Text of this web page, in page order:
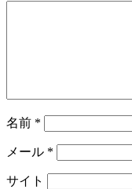
名前 *
メール *
サイト